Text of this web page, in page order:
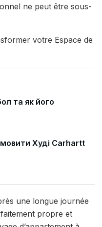
ne peut être sous-
votre Espace de
та як його
Худі Carhartt
une longue journée
propre et